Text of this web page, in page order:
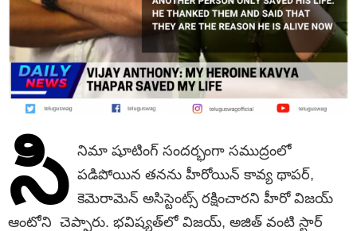
సి నిమా షూటింగ్‌ సందర్భంగా సముద్రంలో
పడిపోయిన తనను హీరోయిన్‌ కావ్య థాపర్‌,
కెమెరామెన్‌ అసిస్టెంట్స్‌ రక్షించారని హీరో విజయ్‌
ఆంటోని చెప్పారు. భవిష్యత్‌లో విజయ్‌, అజిత్‌ వంటి స్టార్‌